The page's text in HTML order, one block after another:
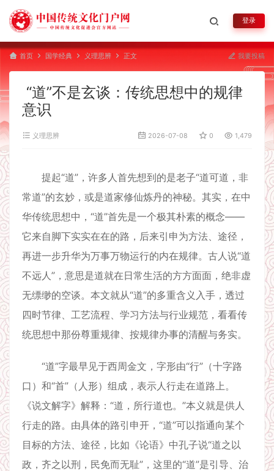
登录
首页 国学经典 义理思辨 正文 我要投稿
“道”不是玄谈：传统思想中的规律
意识
义理思辨 2026-07-08 0 1,479
提起“道”，许多人首先想到的是老子“道可道，非
常道”的玄妙，或是道家修仙炼丹的神秘。其实，在中
华传统思想中，“道”首先是一个极其朴素的概念——
它来自脚下实实在在的路，后来引申为方法、途径，
再进一步升华为万事万物运行的内在规律。古人说“道
不远人”，意思是道就在日常生活的方方面面，绝非虚
无缥缈的空谈。本文就从“道”的多重含义入手，透过
四时节律、工艺流程、学习方法与行业规范，看看传
统思想中那份尊重规律、按规律办事的清醒与务实。
“道”字最早见于西周金文，字形由“行”（十字路
口）和“首”（人形）组成，表示人行走在道路上。
《说文解字》解释：“道，所行道也。”本义就是供人
行走的路。由具体的路引申开，“道”可以指通向某个
目标的方法、途径，比如《论语》中孔子说“道之以
政，齐之以刑，民免而无耻”，这里的“道”是引导、治